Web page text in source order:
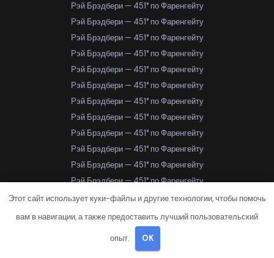
Рэй Брэдбери — 451° по Фаренгейту
Рэй Брэдбери — 451° по Фаренгейту
Рэй Брэдбери — 451° по Фаренгейту
Рэй Брэдбери — 451° по Фаренгейту
Рэй Брэдбери — 451° по Фаренгейту
Рэй Брэдбери — 451° по Фаренгейту
Рэй Брэдбери — 451° по Фаренгейту
Рэй Брэдбери — 451° по Фаренгейту
Рэй Брэдбери — 451° по Фаренгейту
Рэй Брэдбери — 451° по Фаренгейту
Рэй Брэдбери — 451° по Фаренгейту
Рэй Брэдбери — 451° по Фаренгейту
Рэй Брэдбери — 451° по Фаренгейту
Рэй Брэдбери — 451° по Фаренгейту
Рэй Брэдбери — 451° по Фаренгейту
Рэй Брэдбери — 451° по Фаренгейту
Этот сайт использует куки-файлы и другие технологии, чтобы помочь
вам в навигации, а также предоставить лучший пользовательский
опыт. OK